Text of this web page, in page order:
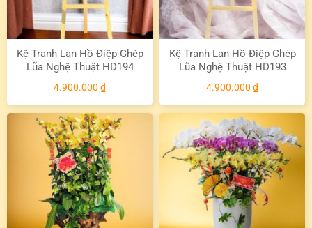
Kệ Tranh Lan Hồ Điệp Ghép
Lũa Nghệ Thuật HD194
4.900.000 ₫
Kệ Tranh Lan Hồ Điệp Ghép
Lũa Nghệ Thuật HD193
4.900.000 ₫